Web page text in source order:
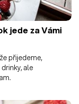
jede za Vámi
přijedeme,
ale